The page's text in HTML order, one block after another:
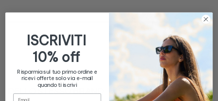
DELLO STESSO BRAND